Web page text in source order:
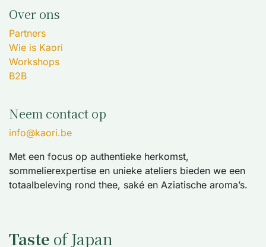
Over ons
Partners
Wie is Kaori
Workshops
B2B
Neem contact op
info@kaori.be
Met een focus op authentieke herkomst,
sommelierexpertise en unieke ateliers bieden we een
totaalbeleving rond thee, saké en Aziatische aroma’s.
Taste of Japan